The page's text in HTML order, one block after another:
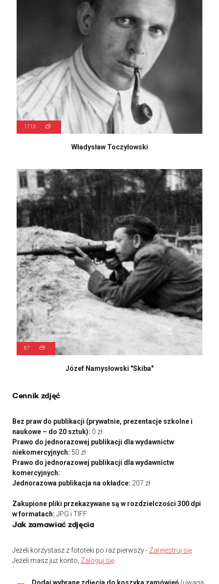
1713
Władysław Toczyłowski
87
Józef Namysłowski "Skiba"
Cennik zdjęć
Bez praw do publikacji (prywatnie, prezentacje szkolne i
naukowe – do 20 sztuk): 0 zł
Prawo do jednorazowej publikacji dla wydawnictw
niekomercyjnych: 50 zł
Prawo do jednorazowej publikacji dla wydawnictw
komercyjnych:
Jednorazowa publikacja na okładce: 207 zł
Zakupione pliki przekazywane są w rozdzielczości 300 dpi
w formatach: JPG i TIFF
Jak zamawiać zdjęcia
Jeżeli korzystasz z fototeki po raz pierwszy - Zarejestruj się
Jeżeli masz już konto, Zaloguj się
Dodaj wybrane zdjęcia do koszyka zamówień (uwaga,